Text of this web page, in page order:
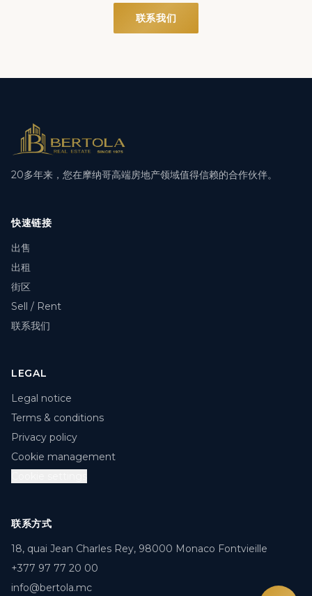
联系我们
20多年来，您在摩纳哥高端房地产领域值得信赖的合作伙伴。
快速链接
出售
出租
街区
Sell / Rent
联系我们
LEGAL
Legal notice
Terms & conditions
Privacy policy
Cookie management
联系方式
18, quai Jean Charles Rey, 98000 Monaco Fontvieille
+377 97 77 20 00
info@bertola.mc